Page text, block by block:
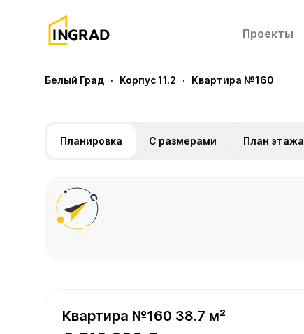
Проекты
Белый Град · Корпус 11.2 · Квартира №160
Планировка С размерами План этажа
Квартира №160 38.7 м²